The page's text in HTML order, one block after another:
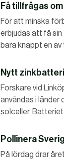
Få tillfrågas
För att minska
erbjudas att få
bara knappt en
Nytt
Forskare vid
användas i länder
solceller.
Pollinera
På lördag drar